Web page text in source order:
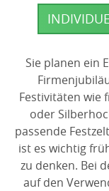
Sie planen ein
Festivitäten wie
oder
passende
ist es wichtig
zu denken. Bei
auf den